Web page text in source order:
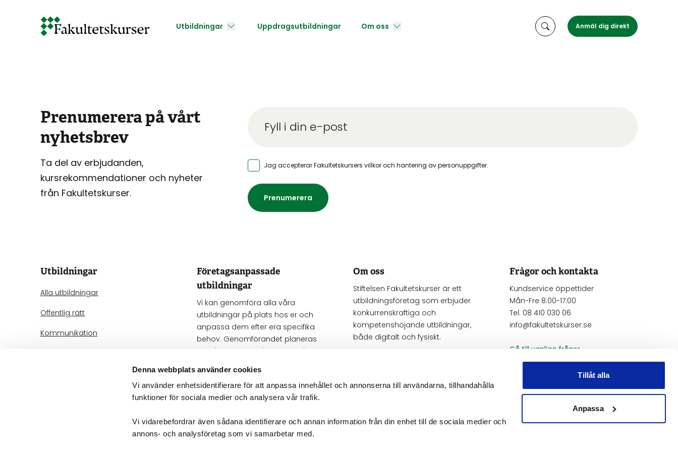
Denna webbplats använder cookies
Vi använder enhetsidentifierare för att anpassa innehållet och annonserna till användarna, tillhandahålla
funktioner för sociala medier och analysera vår trafik.
Vi vidarebefordrar även sådana identifierare och annan information från din enhet till de sociala medier och
annons- och analysföretag som vi samarbetar med.
Tillåt alla
Anpassa
huvudinnehåll
Utbildningar Uppdragsutbildningar Om oss Anmäl dig direkt
Prenumerera på vårt
nyhetsbrev
Ta del av erbjudanden,
kursrekommendationer och nyheter
från Fakultetskurser.
Jag accepterar Fakultetskursers villkor och hantering av personuppgifter.
Prenumerera
Utbildningar
Alla utbildningar
Offentlig rätt
Kommunikation
Företagsanpassade
utbildningar
Vi kan genomföra alla våra
utbildningar på plats hos er och
anpassa dem efter era specifika
behov. Genomförandet planeras
när det passar er bäst. Kontakta
Mer om företagsanpassat
Om oss
Stiftelsen Fakultetskurser är ett
utbildningsföretag som erbjuder
konkurrenskraftiga och
kompetenshöjande utbildningar,
både digitalt och fysiskt.
Frågor och kontakta
Kundservice öppettider
Mån-Fre 8.00-17.00
Tel. 08 410 030 06
info@fakultetskurser.se
Gå till vanliga frågor
Anmäl frånvaro